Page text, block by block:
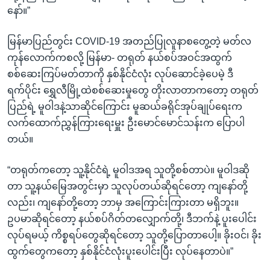
နော်။”
မြန်မာပြည်တွင်း COVID-19 အတည်ပြုလူနာစတွေ့တဲ့ မတ်လ
ကုန်လောက်ကစလို့ မြန်မာ- တရုတ် နယ်စပ်အဝင်အထွက်
စစ်ဆေးကြပ်မတ်တာကို နှစ်နိုင်ငံလုံး လုပ်ဆောင်ခဲ့ပေမဲ့ ဒီ
ရက်ပိုင်း ရွှေလီမြို့ထဲစစ်ဆေးမှုတွေ တိုးလာတာကတော့ တရုတ်
ပြည်ရဲ့ မူဝါဒနဲ့သာဆိုင်ကြောင်း မူဆယ်ခရိုင်အုပ်ချုပ်ရေးက
လက်ထောက်ညွှန်ကြားရေးမှူး ဦးမောင်မောင်သန်းက ပြောပါ
တယ်။
“တရုတ်ကတော့ သူ့နိုင်ငံရဲ့ မူဝါဒအရ သူတို့စစ်တာပဲ။ မူဝါဒဆို
တာ သူ့နယ်မြေအတွင်းမှာ သူလုပ်တယ်ဆိုရင်တော့ ကျနော်တို့
လည်း၊ ကျနော်တို့တော့ ဘာမှ အကြောင်းကြားတာ မရှိဘူး။
ဥပမာဆိုရင်တော့ နယ်စပ်ဂိတ်တလျှောက်တို့၊ ဒီဘက်နဲ့ ပူးပေါင်း
လုပ်ရမယ့် ကိစ္စရပ်တွေဆိုရင်တော့ သူတို့ပြောတာပေါ့။ ခိုးဝင်၊ ခိုး
ထွက်တွေကတော့ နှစ်နိုင်ငံလုံးပူးပေါင်းပြီး လုပ်နေတာပဲ။”